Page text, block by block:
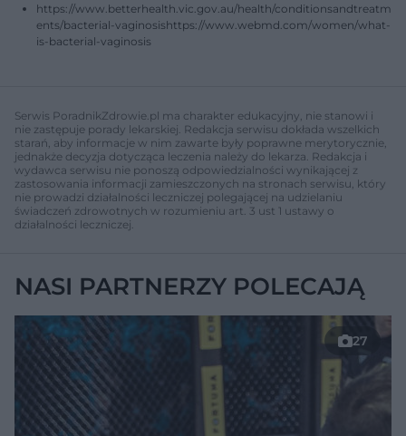
https://www.betterhealth.vic.gov.au/health/conditionsandtreatm
ents/bacterial-vaginosishttps://www.webmd.com/women/what-
is-bacterial-vaginosis
Serwis PoradnikZdrowie.pl ma charakter edukacyjny, nie stanowi i
nie zastępuje porady lekarskiej. Redakcja serwisu dokłada wszelkich
starań, aby informacje w nim zawarte były poprawne merytorycznie,
jednakże decyzja dotycząca leczenia należy do lekarza. Redakcja i
wydawca serwisu nie ponoszą odpowiedzialności wynikającej z
zastosowania informacji zamieszczonych na stronach serwisu, który
nie prowadzi działalności leczniczej polegającej na udzielaniu
świadczeń zdrowotnych w rozumieniu art. 3 ust 1 ustawy o
działalności leczniczej.
NASI PARTNERZY POLECAJĄ
27